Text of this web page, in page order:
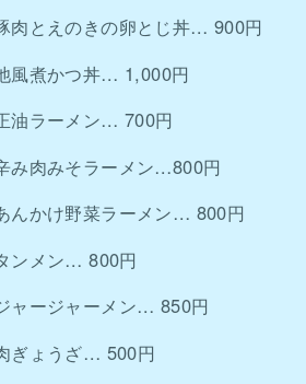
肉とえのきの卵とじ丼… 900円
風煮かつ丼… 1,000円
油ラーメン… 700円
み肉みそラーメン…800円
んかけ野菜ラーメン… 800円
ンメン… 800円
ャージャーメン… 850円
ぎょうざ… 500円